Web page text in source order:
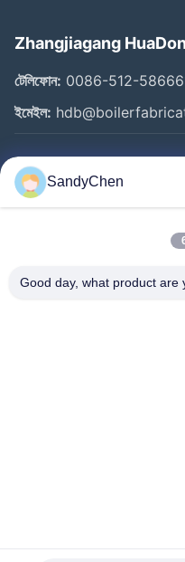
Zhangjiagang
টেলিফোন: 0086-512-
ইমেইল:
গুরুত্বপূর্ণ সংযোগ
বাড়ি
ভিডিও
SandyChen
Good day, what product are